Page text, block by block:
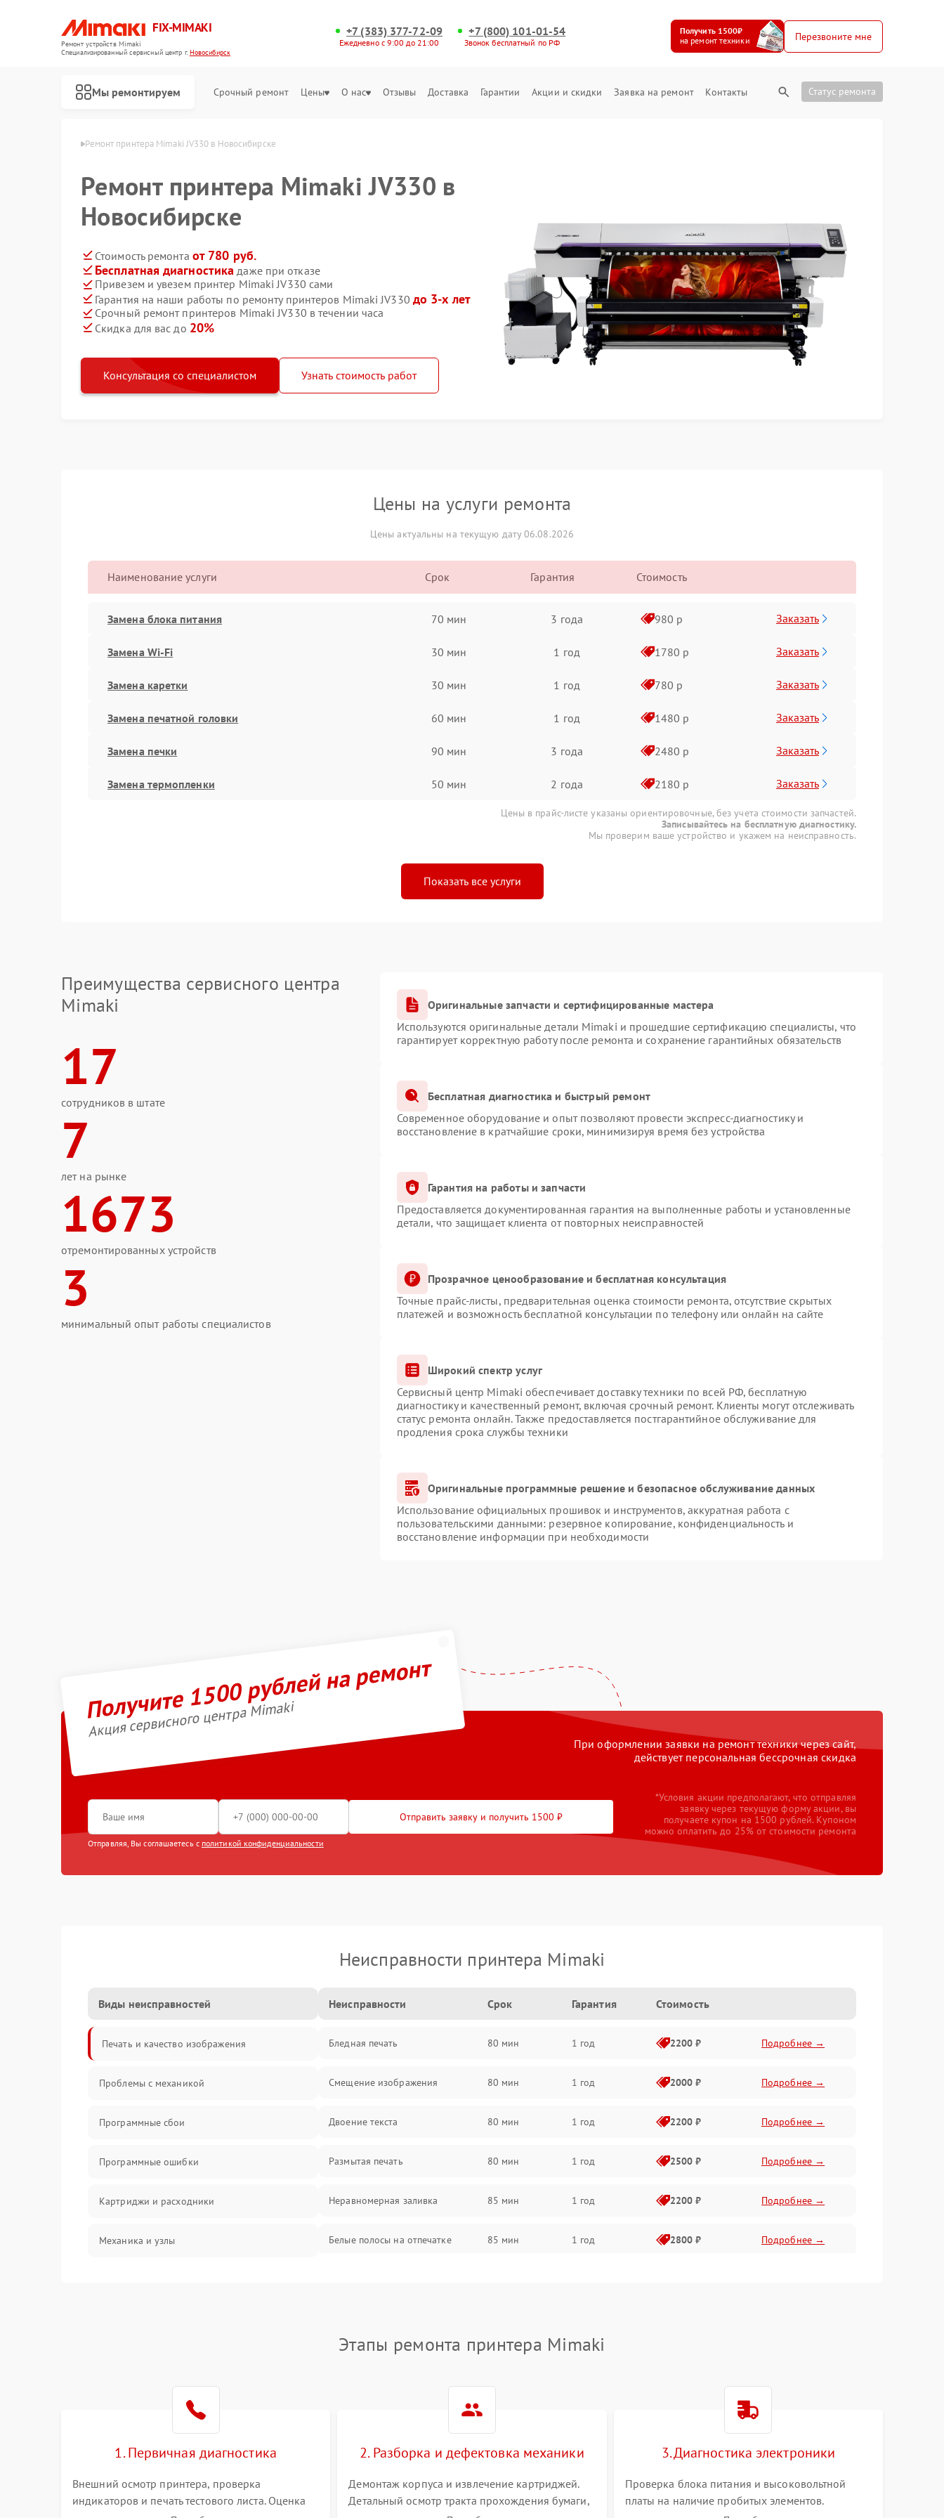
FIX-MIMAKI
Ремонт устройств Mimaki
Специализированный cервисный центр г.Новосибирск
+7 (383) 377-72-09
Ежедневно с 9:00 до 21:00
+7 (800) 101-01-54
Звонок бесплатный по РФ
Получить 1500₽
на ремонт техники
Перезвоните мне
Мы ремонтируем Срочный ремонт Цены О нас Отзывы Доставка Гарантии Акции и скидки Заявка на ремонт Контакты Статус ремонта
Ремонт принтера Mimaki JV330 в Новосибирске
Ремонт принтера Mimaki JV330 в
Новосибирске
Стоимость ремонта от 780 руб.
Бесплатная диагностика даже при отказе
Привезем и увезем принтер Mimaki JV330 сами
Гарантия на наши работы по ремонту принтеров Mimaki JV330 до 3-х лет
Срочный ремонт принтеров Mimaki JV330 в течении часа
Скидка для вас до 20%
Консультация со специалистом Узнать стоимость работ
Цены на услуги ремонта
Цены актуальны на текущую дату 06.08.2026
Наименование услуги Срок Гарантия Стоимость
Замена блока питания 70 мин 3 года 980 р Заказать
Замена Wi-Fi 30 мин 1 год 1780 р Заказать
Замена каретки 30 мин 1 год 780 р Заказать
Замена печатной головки 60 мин 1 год 1480 р Заказать
Замена печки 90 мин 3 года 2480 р Заказать
Замена термопленки 50 мин 2 года 2180 р Заказать
Цены в прайс-листе указаны ориентировочные, без учета стоимости запчастей.
Записывайтесь на бесплатную диагностику.
Мы проверим ваше устройство и укажем на неисправность.
Показать все услуги
Преимущества сервисного центра
Mimaki
17
сотрудников в штате
7
лет на рынке
1673
отремонтированных устройств
3
минимальный опыт работы специалистов
Оригинальные запчасти и сертифицированные мастера
Используются оригинальные детали Mimaki и прошедшие сертификацию специалисты, что
гарантирует корректную работу после ремонта и сохранение гарантийных обязательств
Бесплатная диагностика и быстрый ремонт
Современное оборудование и опыт позволяют провести экспресс-диагностику и
восстановление в кратчайшие сроки, минимизируя время без устройства
Гарантия на работы и запчасти
Предоставляется документированная гарантия на выполненные работы и установленные
детали, что защищает клиента от повторных неисправностей
Прозрачное ценообразование и бесплатная консультация
Точные прайс-листы, предварительная оценка стоимости ремонта, отсутствие скрытых
платежей и возможность бесплатной консультации по телефону или онлайн на сайте
Широкий спектр услуг
Сервисный центр Mimaki обеспечивает доставку техники по всей РФ, бесплатную
диагностику и качественный ремонт, включая срочный ремонт. Клиенты могут отслеживать
статус ремонта онлайн. Также предоставляется постгарантийное обслуживание для
продления срока службы техники
Оригинальные программные решение и безопасное обслуживание данных
Использование официальных прошивок и инструментов, аккуратная работа с
пользовательскими данными: резервное копирование, конфиденциальность и
восстановление информации при необходимости
Получите 1500 рублей на ремонт
Акция сервисного центра Mimaki
При оформлении заявки на ремонт техники через сайт,
действует персональная бессрочная скидка
Отправить заявку и получить 1500 ₽
Отправляя, Вы соглашаетесь с политикой конфиденциальности
*Условия акции предполагают, что отправляя
заявку через текущую форму акции, вы
получаете купон на 1500 рублей. Купоном
можно оплатить до 25% от стоимости ремонта
Неисправности принтера Mimaki
Виды неисправностей
Печать и качество изображения
Проблемы с механикой
Программные сбои
Программные ошибки
Картриджи и расходники
Механика и узлы
Неисправности Срок Гарантия Стоимость
Бледная печать 80 мин 1 год 2200 ₽ Подробнее →
Смещение изображения 80 мин 1 год 2000 ₽ Подробнее →
Двоение текста 80 мин 1 год 2200 ₽ Подробнее →
Размытая печать 80 мин 1 год 2500 ₽ Подробнее →
Неравномерная заливка 85 мин 1 год 2200 ₽ Подробнее →
Белые полосы на отпечатке 85 мин 1 год 2800 ₽ Подробнее →
Этапы ремонта принтера Mimaki
1. Первичная диагностика
Внешний осмотр принтера, проверка
индикаторов и печать тестового листа. Оценка
2. Разборка и дефектовка механики
Демонтаж корпуса и извлечение картриджей.
Детальный осмотр тракта прохождения бумаги,
3. Диагностика электроники
Проверка блока питания и высоковольтной
платы на наличие пробитых элементов.